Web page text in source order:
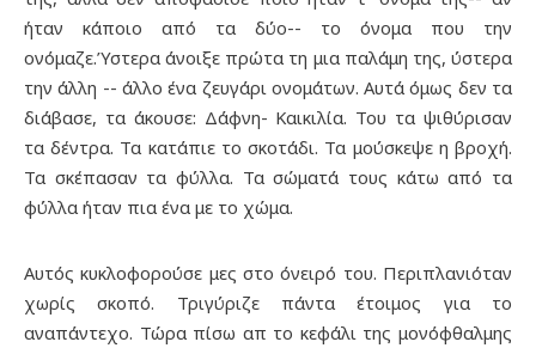
ήταν κάποιο από τα δύο-- το όνομα που την
ονόμαζε.Ύστερα άνοιξε πρώτα τη μια παλάμη της, ύστερα
την άλλη -- άλλο ένα ζευγάρι ονομάτων. Αυτά όμως δεν τα
διάβασε, τα άκουσε: Δάφνη- Καικιλία. Του τα ψιθύρισαν
τα δέντρα. Τα κατάπιε το σκοτάδι. Τα μούσκεψε η βροχή.
Τα σκέπασαν τα φύλλα. Τα σώματά τους κάτω από τα
φύλλα ήταν πια ένα με το χώμα.
Αυτός κυκλοφορούσε μες στο όνειρό του. Περιπλανιόταν
χωρίς σκοπό. Τριγύριζε πάντα έτοιμος για το
αναπάντεχο. Τώρα πίσω απ το κεφάλι της μονόφθαλμης